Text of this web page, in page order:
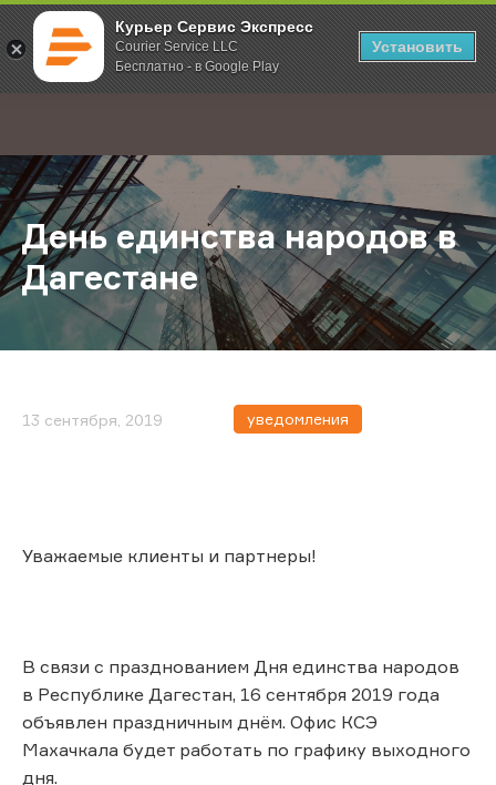
Курьер Сервис Экспресс
Courier Service LLC
Бесплатно - в Google Play
Установить
; Главная О компании Новости День единства народов в
День единства народов в
Дагестане
13 сентября, 2019 уведомления
Уважаемые клиенты и партнеры!
В связи с празднованием Дня единства народов
в Республике Дагестан, 16 сентября 2019 года
объявлен праздничным днём. Офис КСЭ
Махачкала будет работать по графику выходного
дня.